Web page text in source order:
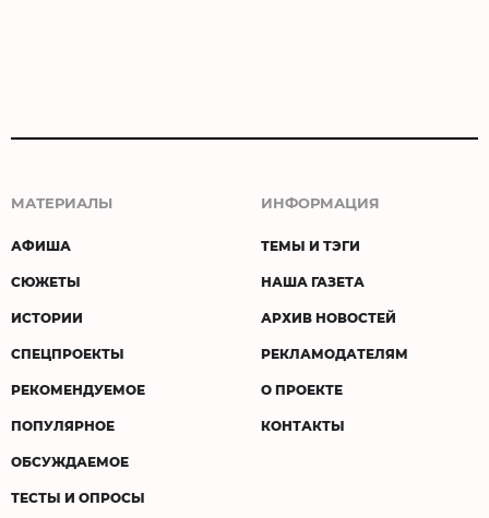
МАТЕРИАЛЫ
АФИША
СЮЖЕТЫ
ИСТОРИИ
СПЕЦПРОЕКТЫ
РЕКОМЕНДУЕМОЕ
ПОПУЛЯРНОЕ
ОБСУЖДАЕМОЕ
ТЕСТЫ И ОПРОСЫ
ИНФОРМАЦИЯ
ТЕМЫ И ТЭГИ
НАША ГАЗЕТА
АРХИВ НОВОСТЕЙ
РЕКЛАМОДАТЕЛЯМ
О ПРОЕКТЕ
КОНТАКТЫ